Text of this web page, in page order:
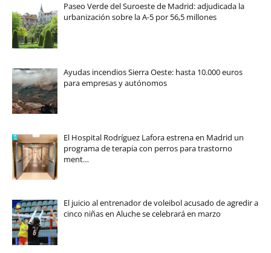
Paseo Verde del Suroeste de Madrid: adjudicada la
urbanización sobre la A-5 por 56,5 millones
Ayudas incendios Sierra Oeste: hasta 10.000 euros
para empresas y autónomos
El Hospital Rodríguez Lafora estrena en Madrid un
programa de terapia con perros para trastorno
ment…
El juicio al entrenador de voleibol acusado de agredir a
cinco niñas en Aluche se celebrará en marzo